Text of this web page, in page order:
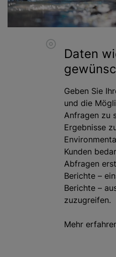
Daten
Geben Sie
und die
Anfragen zu
Ergebnisse
Kunden
Abfragen
Berichte –
Berichte –
zuzugreifen.
Mehr